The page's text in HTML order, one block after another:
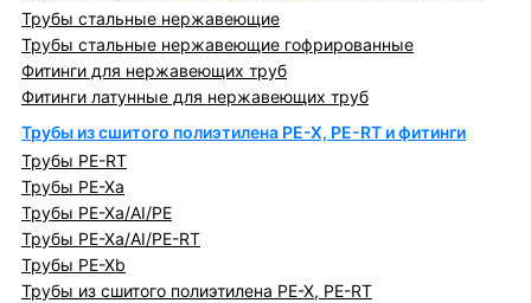
Трубы стальные нержавеющие
Трубы стальные нержавеющие гофрированные
Фитинги для нержавеющих труб
Фитинги латунные для нержавеющих труб
Трубы из сшитого полиэтилена PE-X, PE-RT и фитинги
Трубы PE-RT
Трубы PE-Xa
Трубы PE-Xa/AI/PE
Трубы PE-Xa/AI/PE-RT
Трубы PE-Xb
Трубы из сшитого полиэтилена PE-X, PE-RT